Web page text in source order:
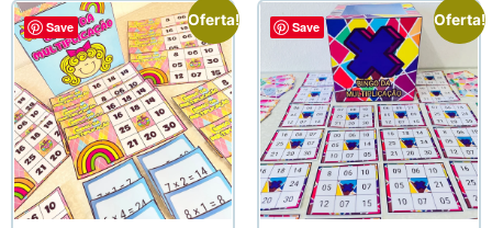
Save Oferta! Save Oferta!